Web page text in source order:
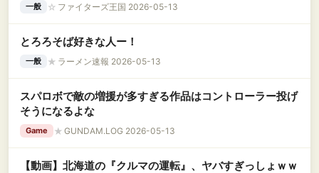
一般 ☆ ファイターズ王国 2026-05-13
とろろそば好きな人ー！
一般 ★ ラーメン速報 2026-05-13
スパロボで敵の増援が多すぎる作品はコントローラー投げ
そうになるよな
Game ★ GUNDAM.LOG 2026-05-13
【動画】北海道の『クルマの運転』、ヤバすぎっしょｗｗ